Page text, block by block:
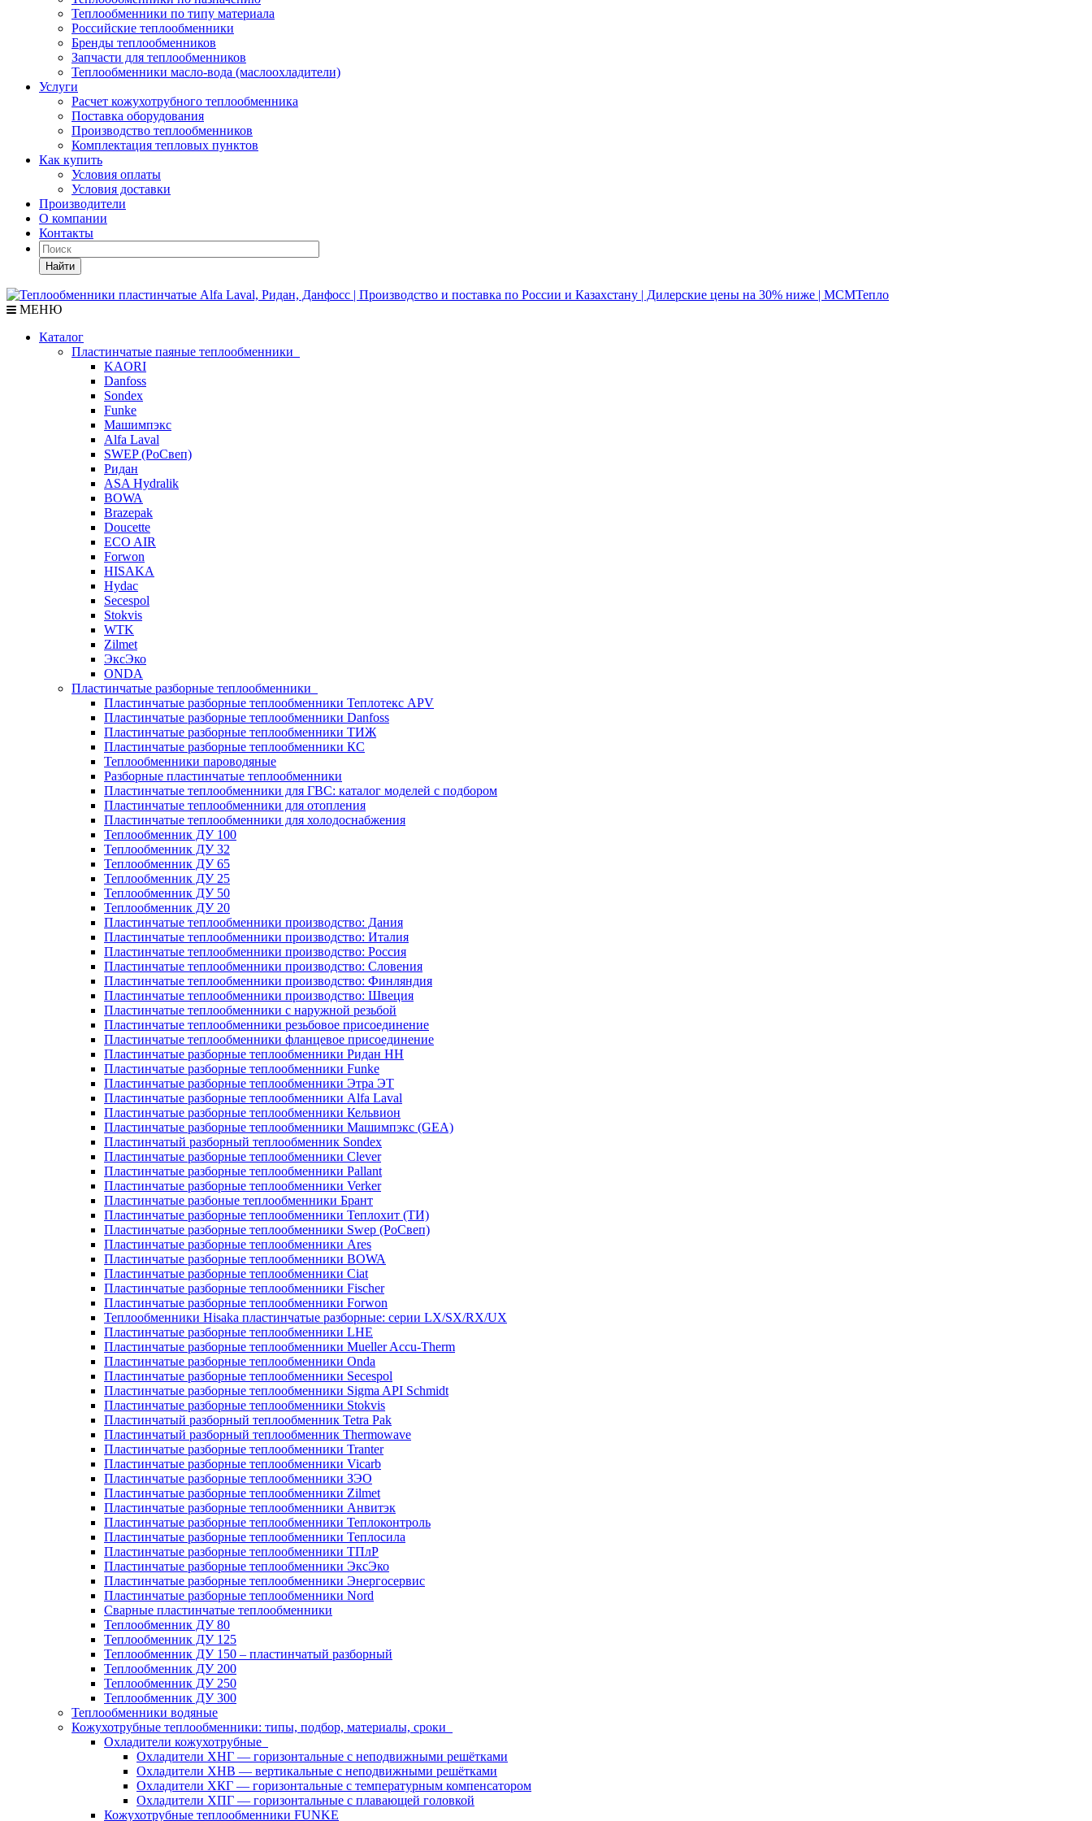
Теплообменники по типу материала
Российские теплообменники
Бренды теплообменников
Запчасти для теплообменников
Теплообменники масло-вода (маслоохладители)
Услуги
Расчет кожухотрубного теплообменника
Поставка оборудования
Производство теплообменников
Комплектация тепловых пунктов
Как купить
Условия оплаты
Условия доставки
Производители
О компании
Контакты
Найти
МЕНЮ
Каталог
Пластинчатые паяные теплообменники
KAORI
Danfoss
Sondex
Funke
Машимпэкс
Alfa Laval
SWEP (РоСвеп)
Ридан
ASA Hydralik
BOWA
Brazepak
Doucette
ECO AIR
Forwon
HISAKA
Hydac
Secespol
Stokvis
WTK
Zilmet
ЭксЭко
ONDA
Пластинчатые разборные теплообменники
Пластинчатые разборные теплообменники Теплотекс APV
Пластинчатые разборные теплообменники Danfoss
Пластинчатые разборные теплообменники ТИЖ
Пластинчатые разборные теплообменники КC
Теплообменники пароводяные
Разборные пластинчатые теплообменники
Пластинчатые теплообменники для ГВС: каталог моделей с подбором
Пластинчатые теплообменники для отопления
Пластинчатые теплообменники для холодоснабжения
Теплообменник ДУ 100
Теплообменник ДУ 32
Теплообменник ДУ 65
Теплообменник ДУ 25
Теплообменник ДУ 50
Теплообменник ДУ 20
Пластинчатые теплообменники производство: Дания
Пластинчатые теплообменники производство: Италия
Пластинчатые теплообменники производство: Россия
Пластинчатые теплообменники производство: Словения
Пластинчатые теплообменники производство: Финляндия
Пластинчатые теплообменники производство: Швеция
Пластинчатые теплообменники с наружной резьбой
Пластинчатые теплообменники резьбовое присоединение
Пластинчатые теплообменники фланцевое присоединение
Пластинчатые разборные теплообменники Ридан НН
Пластинчатые разборные теплообменники Funke
Пластинчатые разборные теплообменники Этра ЭТ
Пластинчатые разборные теплообменники Alfa Laval
Пластинчатые разборные теплообменники Кельвион
Пластинчатые разборные теплообменники Машимпэкс (GEA)
Пластинчатый разборный теплообменник Sondex
Пластинчатые разборные теплообменники Clever
Пластинчатые разборные теплообменники Pallant
Пластинчатые разборные теплообменники Verker
Пластинчатые разбоные теплообменники Брант
Пластинчатые разборные теплообменники Теплохит (ТИ)
Пластинчатые разборные теплообменники Swep (РоСвеп)
Пластинчатые разборные теплообменники Ares
Пластинчатые разборные теплообменники BOWA
Пластинчатые разборные теплообменники Ciat
Пластинчатые разборные теплообменники Fischer
Пластинчатые разборные теплообменники Forwon
Теплообменники Hisaka пластинчатые разборные: серии LX/SX/RX/UX
Пластинчатые разборные теплообменники LHE
Пластинчатые разборные теплообменники Mueller Accu-Therm
Пластинчатые разборные теплообменники Onda
Пластинчатые разборные теплообменники Secespol
Пластинчатые разборные теплообменники Sigma API Schmidt
Пластинчатые разборные теплообменники Stokvis
Пластинчатый разборный теплообменник Tetra Pak
Пластинчатый разборный теплообменник Thermowave
Пластинчатые разборные теплообменники Tranter
Пластинчатые разборные теплообменники Vicarb
Пластинчатые разборные теплообменники ЗЭО
Пластинчатые разборные теплообменники Zilmet
Пластинчатые разборные теплообменники Анвитэк
Пластинчатые разборные теплообменники Теплоконтроль
Пластинчатые разборные теплообменники Теплосила
Пластинчатые разборные теплообменники ТПлР
Пластинчатые разборные теплообменники ЭксЭко
Пластинчатые разборные теплообменники Энергосервис
Пластинчатые разборные теплообменники Nord
Сварные пластинчатые теплообменники
Теплообменник ДУ 80
Теплообменник ДУ 125
Теплообменник ДУ 150 – пластинчатый разборный
Теплообменник ДУ 200
Теплообменник ДУ 250
Теплообменник ДУ 300
Теплообменники водяные
Кожухотрубные теплообменники: типы, подбор, материалы, сроки
Охладители кожухотрубные
Охладители ХНГ — горизонтальные с неподвижными решётками
Охладители ХНВ — вертикальные с неподвижными решётками
Охладители ХКГ — горизонтальные с температурным компенсатором
Охладители ХПГ — горизонтальные с плавающей головкой
Кожухотрубные теплообменники FUNKE